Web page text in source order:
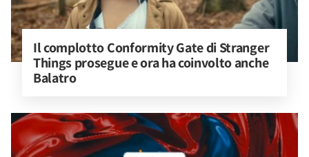
Il complotto Conformity Gate di Stranger
Things prosegue e ora ha coinvolto anche
Balatro